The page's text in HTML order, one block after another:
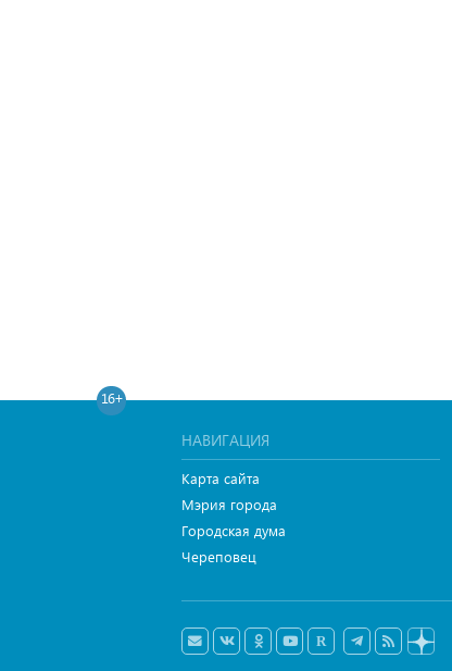
16+
НАВИГАЦИЯ
Карта сайта
Мэрия города
Городская дума
Череповец